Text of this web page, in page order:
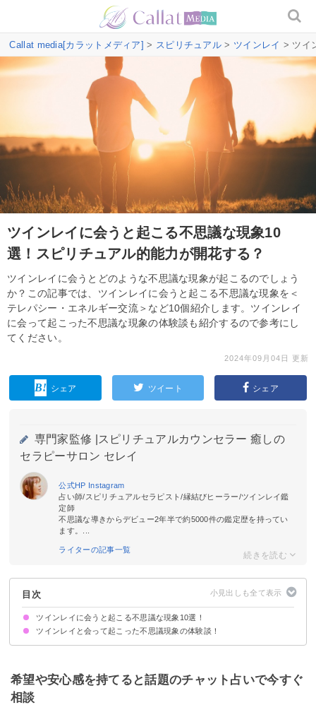
Callat media[カラットメディア] > スピリチュアル > ツインレイ > ツイ
ツインレイに会うと起こる不思議な現象10
選！スピリチュアル的能力が開花する？
ツインレイに会うとどのような不思議な現象が起こるのでしょう
か？この記事では、ツインレイに会うと起こる不思議な現象を＜
テレパシー・エネルギー交流＞など10個紹介します。ツインレイ
に会って起こった不思議な現象の体験談も紹介するので参考にし
てください。
2024年09月04日 更新
シェア ツイート シェア
専門家監修 |
スピリチュアルカウンセラー 癒しの
セラピーサロン セレイ
公式HP Instagram
占い師/スピリチュアルセラピスト/縁結びヒーラー/ツインレイ鑑
定師
不思議な導きからデビュー2年半で約5000件の鑑定歴を持ってい
ます。...
ライターの記事一覧
目次
ツインレイに会うと起こる不思議な現象10選！
①ツインレイの気持ちがテレパシーで分かる
②性エネルギーの交流が起きる
③エンジェルナンバーを頻繁に見かける
④後ろ姿でも見分けられる
⑤シンクロニシティが続く
⑥常に触れ合っている感覚がある
⑦夢の中に頻繁に現れる
⑧クンダリーニが覚醒する
⑨スピリチュアル的な感覚が冴える
⑩宇宙と繋がる
ツインレイと会って起こった不思議現象の体験談！
①ツインレイの感情が分かる
②ツインレイとのシンクロ
③性エネルギーの交流
希望や安心感を持てると話題のチャット占いで今すぐ
相談